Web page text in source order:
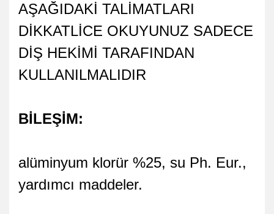
AŞAĞIDAKİ TALİMATLARI
DİKKATLİCE OKUYUNUZ SADECE
DİŞ HEKİMİ TARAFINDAN
KULLANILMALIDIR
BİLEŞİM:
alüminyum klorür %25, su Ph. Eur.,
yardımcı maddeler.